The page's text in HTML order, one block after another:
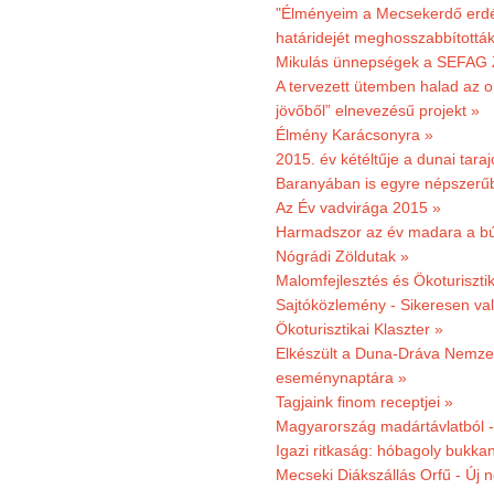
"Élményeim a Mecsekerdő
határidejét
Mikulás ünnepségek a SEFAG
A tervezett ütemben halad az
jövőből” elnevezésű projekt »
Élmény Karácsonyra »
2015. év kétéltűje a dunai
Baranyában is egyre
Az Év vadvirága 2015 »
Harmadszor az év madara a
Nógrádi Zöldutak »
Malomfejlesztés és
Sajtóközlemény - Sikeresen
Ökoturisztikai Klaszter »
Elkészült a Duna-Dráva
eseménynaptára »
Tagjaink finom receptjei »
Magyarország madártávlatból
Igazi ritkaság: hóbagoly
Mecseki Diákszállás Orfű - Új